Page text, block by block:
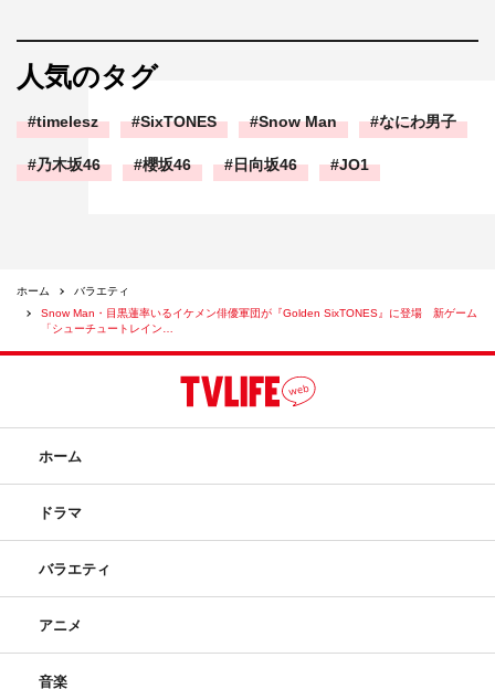
人気のタグ
timelesz SixTONES Snow Man なにわ男子
乃木坂46 櫻坂46 日向坂46 JO1
ホーム
バラエティ
Snow Man・目黒蓮率いるイケメン俳優軍団が『Golden SixTONES』に登場 新ゲーム
「シューチュートレイン…
ホーム
ドラマ
バラエティ
アニメ
音楽